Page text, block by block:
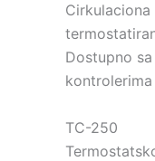
Dostupno
kontrolerima
TC-250